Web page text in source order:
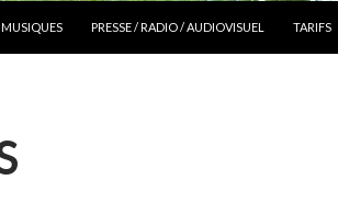
MUSIQUES PRESSE / RADIO / AUDIOVISUEL TARIFS